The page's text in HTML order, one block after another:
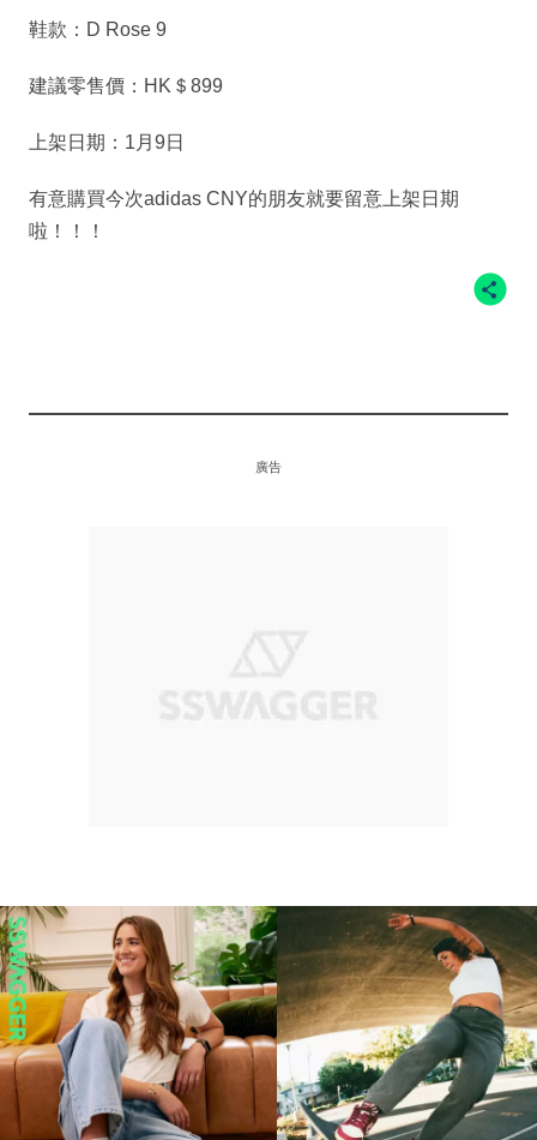
鞋款：D Rose 9
建議零售價：HK＄899
上架日期：1月9日
有意購買今次adidas CNY的朋友就要留意上架日期
啦！！！
廣告